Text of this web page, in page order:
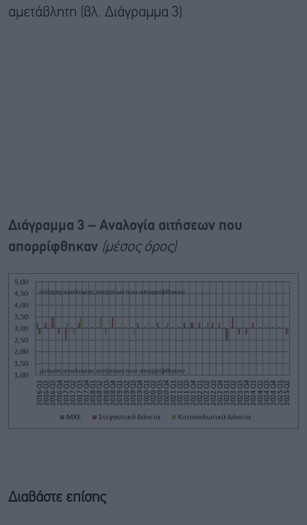
αμετάβλητη (βλ. Διάγραμμα 3).
Διάγραμμα 3 – Αναλογία αιτήσεων που
απορρίφθηκαν (μέσος όρος)
Διαβάστε επίσης